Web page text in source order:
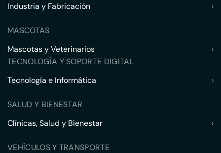
Industria y Fabricación
›
MASCOTAS
Mascotas y Veterinarios
›
TECNOLOGÍA Y SOPORTE DIGITAL
Tecnología e Informática
›
SALUD Y BIENESTAR
Clínicas, Salud y Bienestar
›
VEHÍCULOS Y TRANSPORTE